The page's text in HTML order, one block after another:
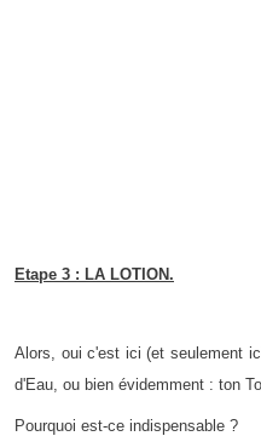
Etape 3 : LA LOTION.
Alors, oui c'est ici (et seulement
d'Eau, ou bien évidemment : ton
Pourquoi est-ce indispensable ?